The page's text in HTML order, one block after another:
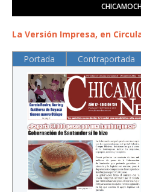
La Versión Impresa, en
Portada Contraportada